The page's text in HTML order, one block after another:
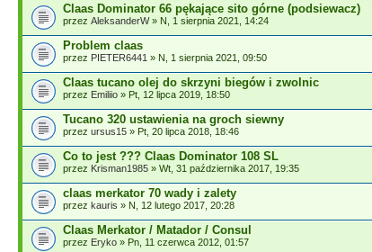
Claas Dominator 66 pękające sito górne (podsiewacz)
przez AleksanderW» N, 1 sierpnia 2021, 14:24
Problem claas
przez PIETER6441 » N, 1 sierpnia 2021, 09:50
Claas tucano olej do skrzyni biegów i zwolnic
przez Emiliio » Pt, 12 lipca 2019, 18:50
Tucano 320 ustawienia na groch siewny
przez ursus15 » Pt, 20 lipca 2018, 18:46
Co to jest ??? Claas Dominator 108 SL
przez Krisman1985 » Wt, 31 października 2017, 19:35
claas merkator 70 wady i zalety
przez kauris » N, 12 lutego 2017, 20:28
Claas Merkator / Matador / Consul
przez Eryko » Pn, 11 czerwca 2012, 01:57